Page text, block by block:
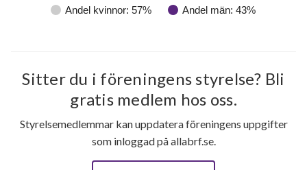
Andel kvinnor: 57% Andel män: 43%
Sitter du i föreningens styrelse? Bli
gratis medlem hos oss.
Styrelsemedlemmar kan uppdatera föreningens uppgifter
som inloggad på allabrf.se.